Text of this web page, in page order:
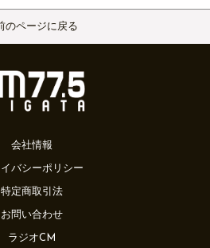
のページに戻る
会社情報
バシーポリシー
特定商取引法
お問い合わせ
ラジオCM